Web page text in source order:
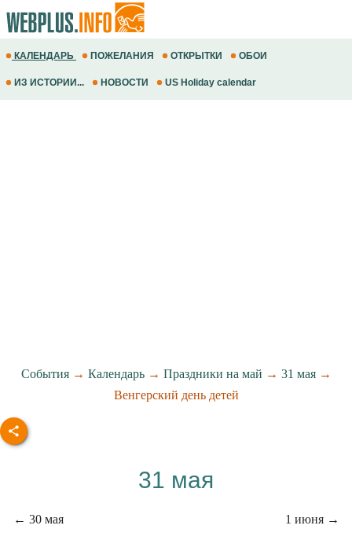
КАЛЕНДАРЬ ПОЖЕЛАНИЯ ОТКРЫТКИ ОБОИ
ИЗ ИСТОРИИ... НОВОСТИ US Holiday calendar
События→ Календарь→ Праздники на май → 31 мая→
Венгерский день детей
31 мая
← 30 мая 1 июня →